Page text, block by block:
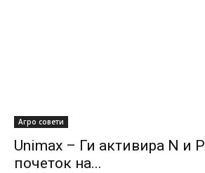
Агро совети
Unimax – Ги активира N и
почеток на...